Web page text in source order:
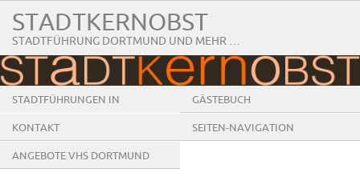
STADTKERNOBST
STADTFÜHRUNG DORTMUND UND MEHR …
STADTFÜHRUNGEN IN
DORTMUND
GÄSTEBUCH
KONTAKT SEITEN-NAVIGATION
ANGEBOTE VHS DORTMUND